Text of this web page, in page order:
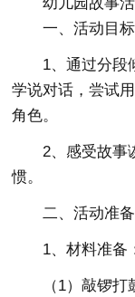
一、活动目标
1、通过分段
学说对话，尝试
角色。
2、感受故事
惯。
二、活动准备
1、材料准备
（1）敲锣